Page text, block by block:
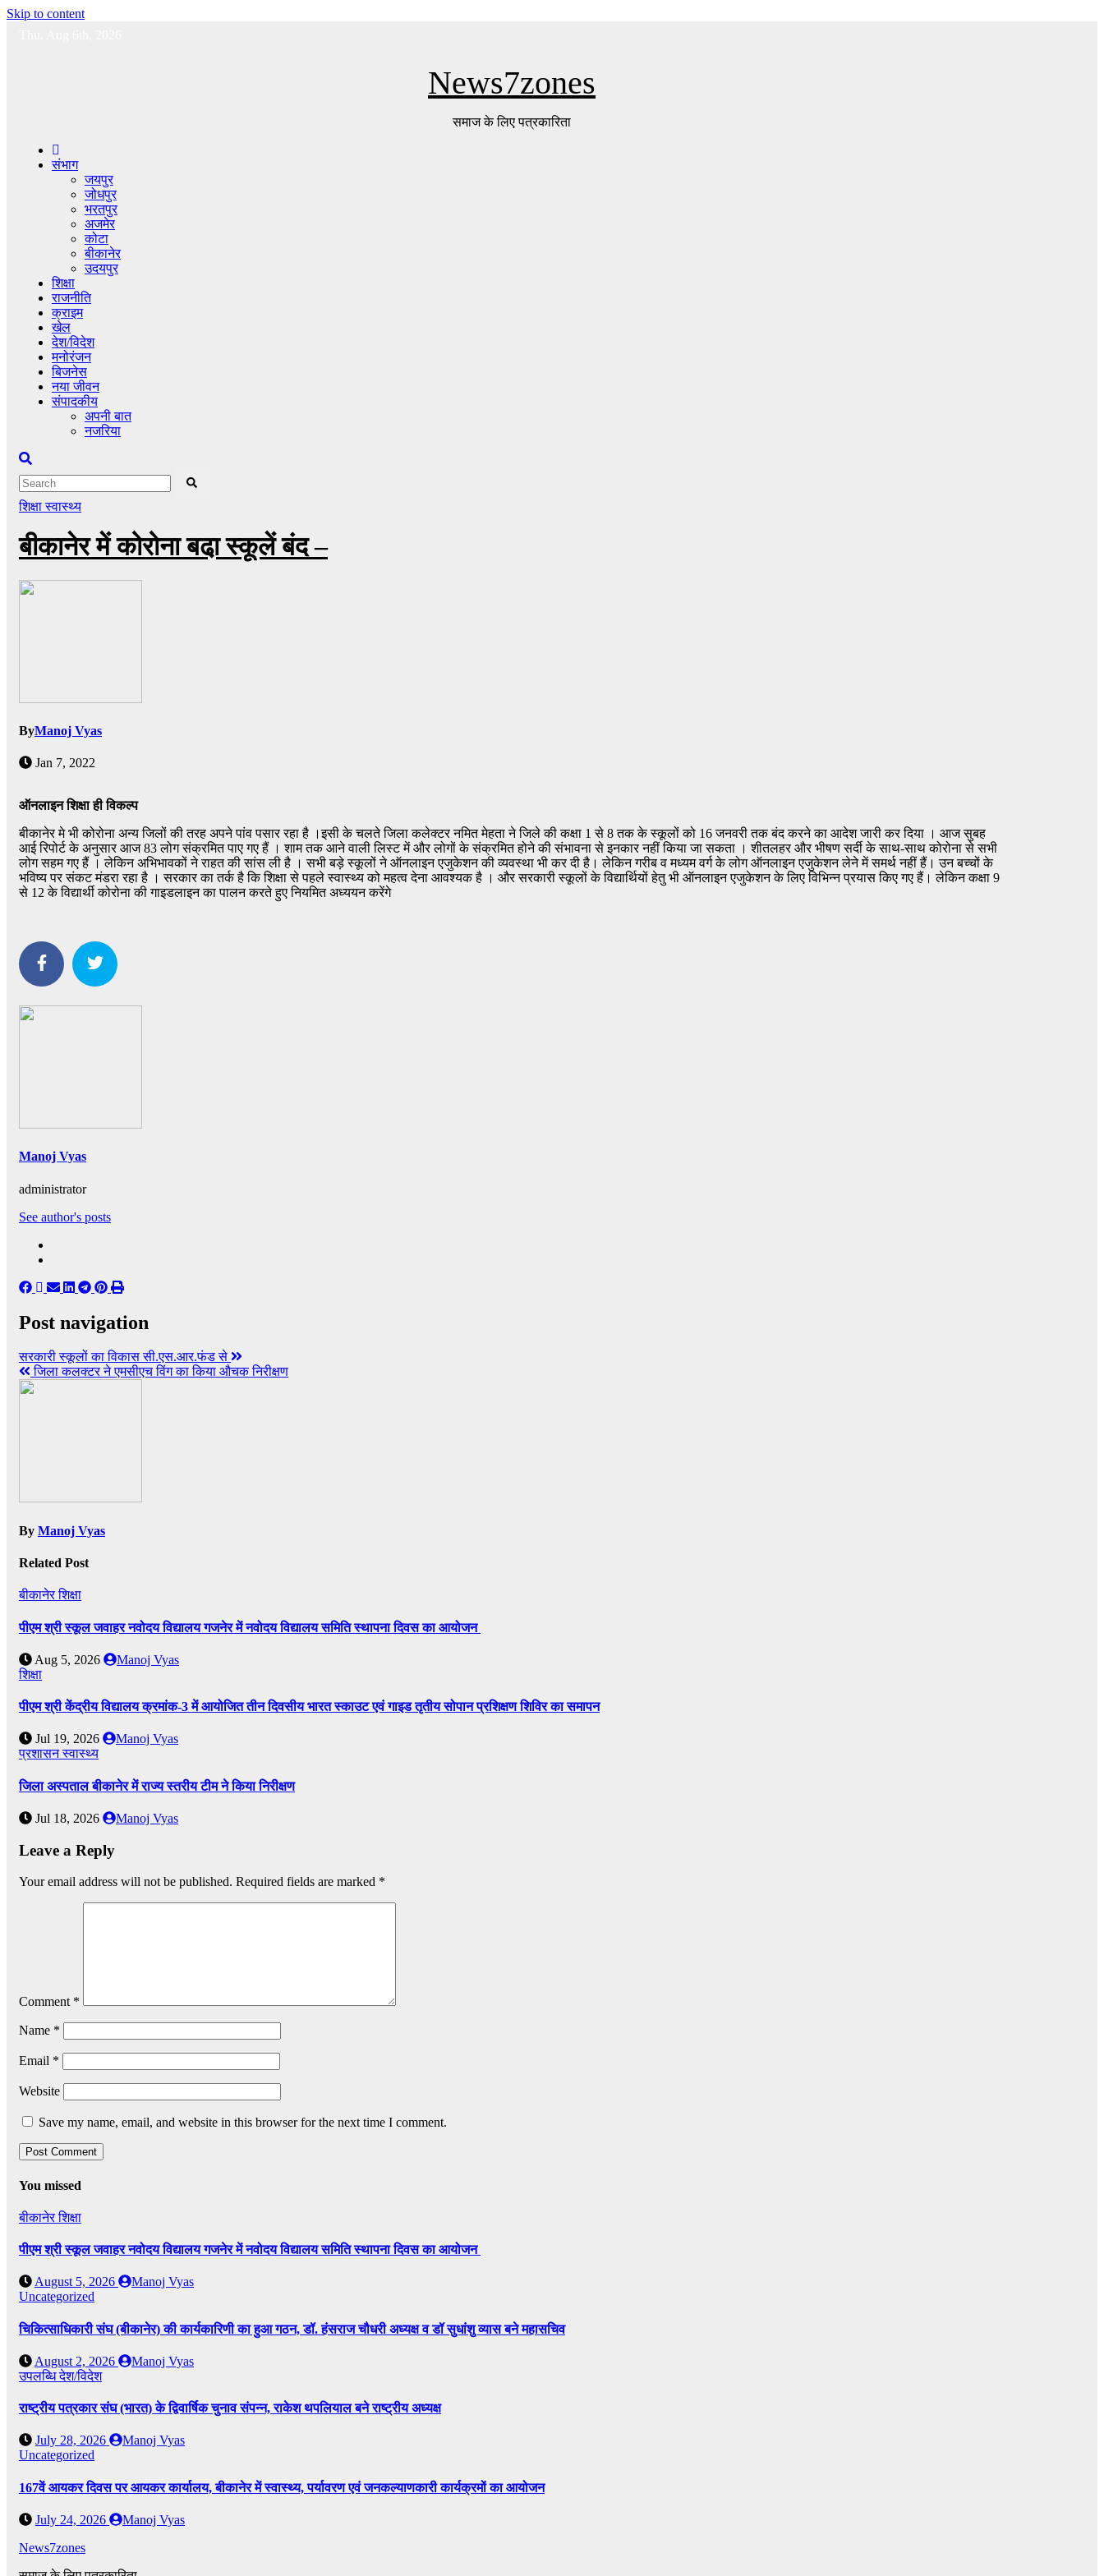
Skip to content
News7zones
समाज के लिए पत्रकारिता
संभाग
जयपुर
जोधपुर
भरतपुर
अजमेर
कोटा
बीकानेर
उदयपुर
शिक्षा
राजनीति
क्राइम
खेल
देश/विदेश
मनोरंजन
बिजनेस
नया जीवन
संपादकीय
अपनी बात
नजरिया
शिक्षास्वास्थ्य
बीकानेर में कोरोना बढा़ स्कूलें बंद –
ByManoj Vyas
Jan 7, 2022
ऑनलाइन शिक्षा ही विकल्प
बीकानेर मे भी कोरोना अन्य जिलों की तरह अपने पांव पसार रहा है ।इसी के चलते जिला कलेक्टर नमित मेहता ने जिले की कक्षा 1 से 8 तक के स्कूलों को 16 जनवरी तक बंद करने का आदेश जारी कर दिया । आज सुबह
आई रिपोर्ट के अनुसार आज 83 लोग संक्रमित पाए गए हैं । शाम तक आने वाली लिस्ट में और लोगों के संक्रमित होने की संभावना से इनकार नहीं किया जा सकता । शीतलहर और भीषण सर्दी के साथ-साथ कोरोना से सभी
लोग सहम गए हैं । लेकिन अभिभावकों ने राहत की सांस ली है । सभी बड़े स्कूलों ने ऑनलाइन एजुकेशन की व्यवस्था भी कर दी है। लेकिन गरीब व मध्यम वर्ग के लोग ऑनलाइन एजुकेशन लेने में समर्थ नहीं हैं। उन बच्चों के
भविष्य पर संकट मंडरा रहा है । सरकार का तर्क है कि शिक्षा से पहले स्वास्थ्य को महत्व देना आवश्यक है । और सरकारी स्कूलों के विद्यार्थियों हेतु भी ऑनलाइन एजुकेशन के लिए विभिन्न प्रयास किए गए हैं। लेकिन कक्षा 9
से 12 के विद्यार्थी कोरोना की गाइडलाइन का पालन करते हुए नियमित अध्ययन करेंगे
Manoj Vyas
administrator
See author's posts
Post navigation
सरकारी स्कूलों का विकास सी.एस.आर.फंड से
जिला कलक्टर ने एमसीएच विंग का किया औचक निरीक्षण
By Manoj Vyas
Related Post
बीकानेरशिक्षा
पीएम श्री स्कूल जवाहर नवोदय विद्यालय गजनेर में नवोदय विद्यालय समिति स्थापना दिवस का आयोजन
Aug 5, 2026
Manoj Vyas
शिक्षा
पीएम श्री केंद्रीय विद्यालय क्रमांक-3 में आयोजित तीन दिवसीय भारत स्काउट एवं गाइड तृतीय सोपान प्रशिक्षण शिविर का समापन
Jul 19, 2026
Manoj Vyas
प्रशासनस्वास्थ्य
जिला अस्पताल बीकानेर में राज्य स्तरीय टीम ने किया निरीक्षण
Jul 18, 2026 Manoj Vyas
Leave a Reply
Your email address will not be published. Required fields are marked *
Comment *
Name *
Email *
Website
Save my name, email, and website in this browser for the next time I comment.
You missed
बीकानेरशिक्षा
पीएम श्री स्कूल जवाहर नवोदय विद्यालय गजनेर में नवोदय विद्यालय समिति स्थापना दिवस का आयोजन
August 5, 2026
Manoj Vyas
Uncategorized
चिकित्साधिकारी संघ (बीकानेर) की कार्यकारिणी का हुआ गठन, डॉ. हंसराज चौधरी अध्यक्ष व डॉ सुधांशु व्यास बने महासचिव
August 2, 2026
Manoj Vyas
उपलब्धिदेश/विदेश
राष्ट्रीय पत्रकार संघ (भारत) के द्विवार्षिक चुनाव संपन्न, राकेश थपलियाल बने राष्ट्रीय अध्यक्ष
July 28, 2026
Manoj Vyas
Uncategorized
167वें आयकर दिवस पर आयकर कार्यालय, बीकानेर में स्वास्थ्य, पर्यावरण एवं जनकल्याणकारी कार्यक्रमों का आयोजन
July 24, 2026
Manoj Vyas
News7zones